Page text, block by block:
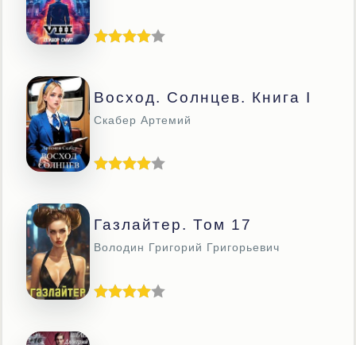
Восход. Солнцев. Книга I
Скабер Артемий
Газлайтер. Том 17
Володин Григорий Григорьевич